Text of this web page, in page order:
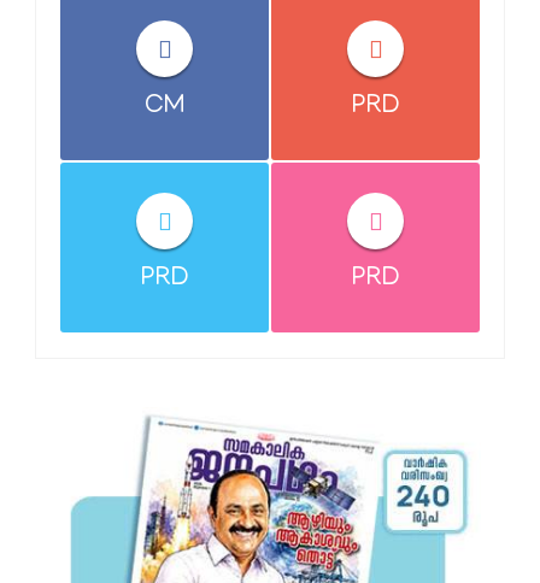
CM PRD
PRD PRD